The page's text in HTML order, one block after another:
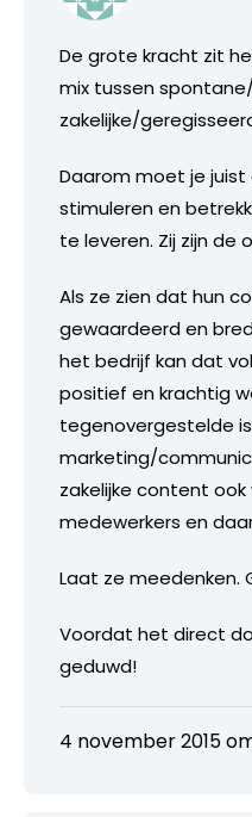
De grote kracht zit
mix tussen
zakelijke/
Daarom moet je juist
stimuleren en
te leveren. Zij zijn de
Als ze zien dat hun
gewaardeerd en
het bedrijf kan dat
positief en krachtig
tegenovergestelde
marketing/
zakelijke content
medewerkers en
Laat ze meedenken.
Voordat het direct
geduwd!
4 november 2015